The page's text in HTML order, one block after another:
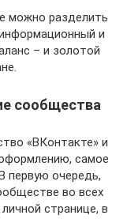
можно разделить
и
– и золотой
сообщества
«ВКонтакте» и
самое
первую очередь,
во всех
странице, в